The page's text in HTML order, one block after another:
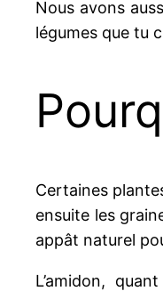
Nous avons
légumes que tu
Certaines
ensuite les
appât naturel
L’amidon,